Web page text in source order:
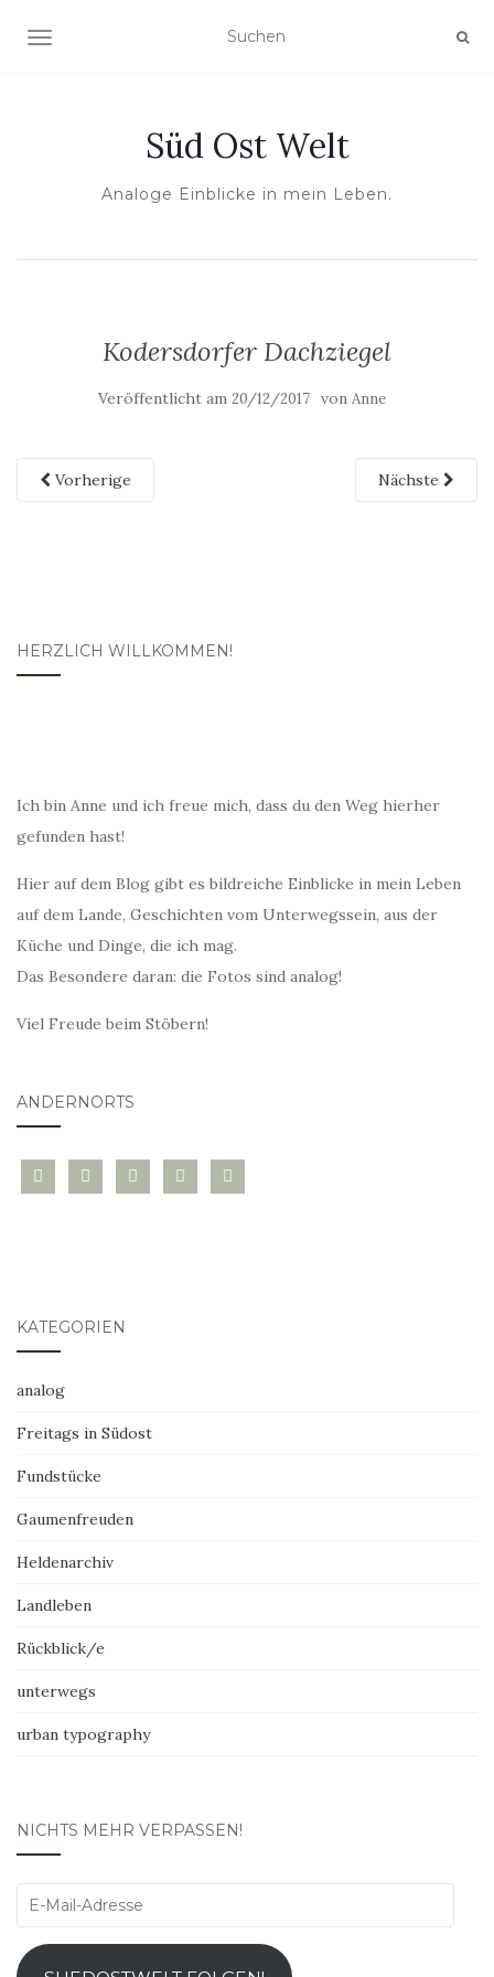
NAVIGATION UMSCHALTEN
Süd Ost Welt
Analoge Einblicke in mein Leben.
Kodersdorfer Dachziegel
Veröffentlicht am 20/12/2017 von Anne
Vorherige Nächste
HERZLICH WILLKOMMEN!
Ich bin Anne und ich freue mich, dass du den Weg hierher
gefunden hast!
Hier auf dem Blog gibt es bildreiche Einblicke in mein Leben
auf dem Lande, Geschichten vom Unterwegssein, aus der
Küche und Dinge, die ich mag.
Das Besondere daran: die Fotos sind analog!
Viel Freude beim Stöbern!
ANDERNORTS
bloglovininstagramtwitter pinterest
mail
KATEGORIEN
analog
Freitags in Südost
Fundstücke
Gaumenfreuden
Heldenarchiv
Landleben
Rückblick/e
unterwegs
urban typography
NICHTS MEHR VERPASSEN!
E-
Adresse